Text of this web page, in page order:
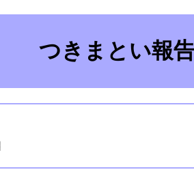
つきまとい報